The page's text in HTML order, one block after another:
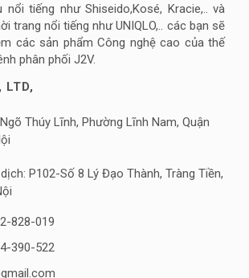
tiếng như Shiseido,Kosé, Kracie,.. và
trang nổi tiếng như UNIQLO,.. các bạn sẽ
các sản phẩm Công nghệ cao của thế
phân phối J2V.
LTD,
Thúy Lĩnh, Phường Lĩnh Nam, Quận
P102-Số 8 Lý Đạo Thành, Tràng Tiền,
828-019
390-522